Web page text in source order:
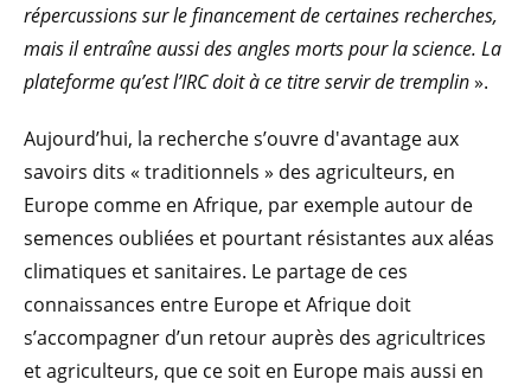
répercussions sur le financement de certaines recherches,
mais il entraîne aussi des angles morts pour la science. La
plateforme qu’est l’IRC doit à ce titre servir de tremplin».
Aujourd’hui, la recherche s’ouvre d'avantage aux
savoirs dits « traditionnels » des agriculteurs, en
Europe comme en Afrique, par exemple autour de
semences oubliées et pourtant résistantes aux aléas
climatiques et sanitaires. Le partage de ces
connaissances entre Europe et Afrique doit
s’accompagner d’un retour auprès des agricultrices
et agriculteurs, que ce soit en Europe mais aussi en